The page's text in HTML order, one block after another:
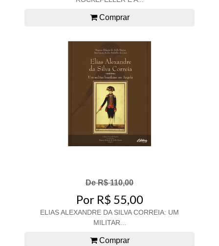
Comprar
De R$ 110,00
Por R$ 55,00
ELIAS ALEXANDRE DA SILVA CORREIA: UM
MILITAR...
Comprar